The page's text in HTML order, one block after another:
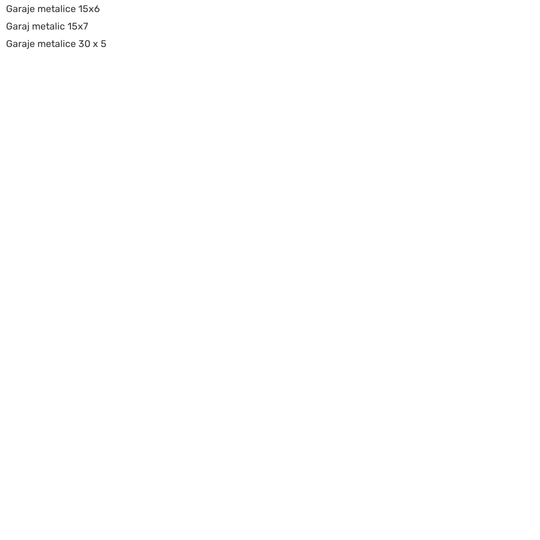
Garaje metalice 15x6
Garaj metalic 15x7
Garaje metalice 30 x 5